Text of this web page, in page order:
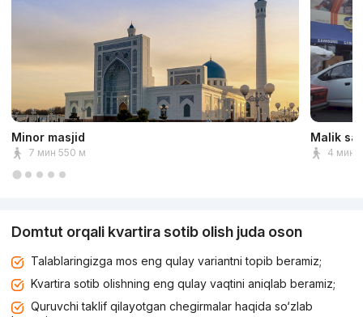
Minor masjid
7 мин 550 м
Malik
4 мин
Domtut orqali kvartira sotib olish juda oson
Talablaringizga mos eng qulay variantni topib beramiz;
Kvartira sotib olishning eng qulay vaqtini aniqlab beramiz;
Quruvchi taklif qilayotgan chegirmalar haqida so‘zlab